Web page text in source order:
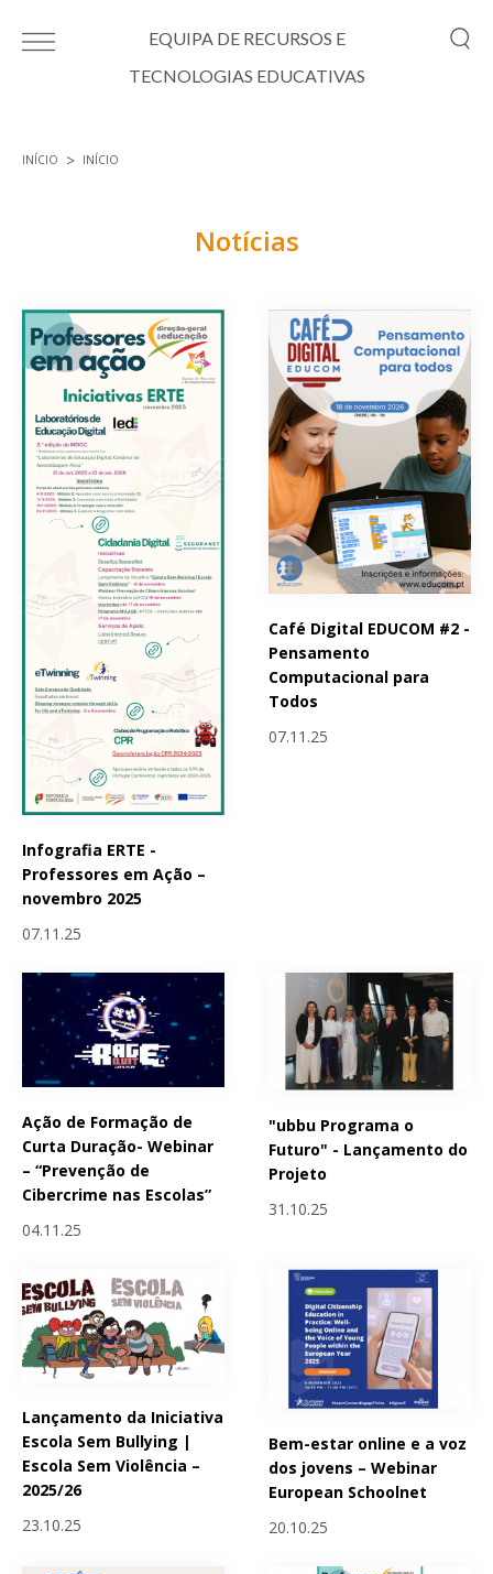
EQUIPA DE RECURSOS E
TECNOLOGIAS EDUCATIVAS
INÍCIO INÍCIO
Notícias
Infografia ERTE -
Professores em Ação –
novembro 2025
07.11.25
Café Digital EDUCOM #2 -
Pensamento
Computacional para
Todos
07.11.25
Ação de Formação de
Curta Duração- Webinar
– “Prevenção de
Cibercrime nas Escolas”
04.11.25
"ubbu Programa o
Futuro" - Lançamento do
Projeto
31.10.25
Lançamento da Iniciativa
Escola Sem Bullying |
Escola Sem Violência –
2025/26
23.10.25
Bem-estar online e a voz
dos jovens – Webinar
European Schoolnet
20.10.25
Páginas